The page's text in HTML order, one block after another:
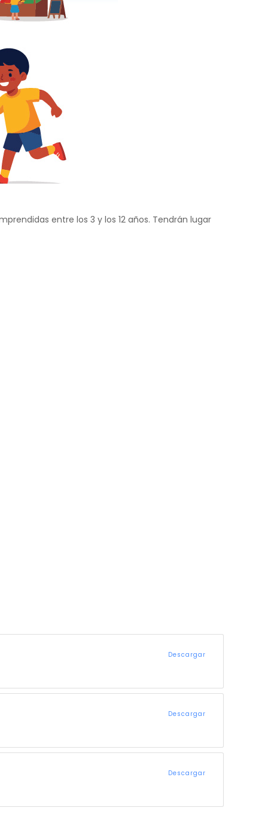
entre los 3 y los 12 años. Tendrán lugar
Descargar
Descargar
Descargar